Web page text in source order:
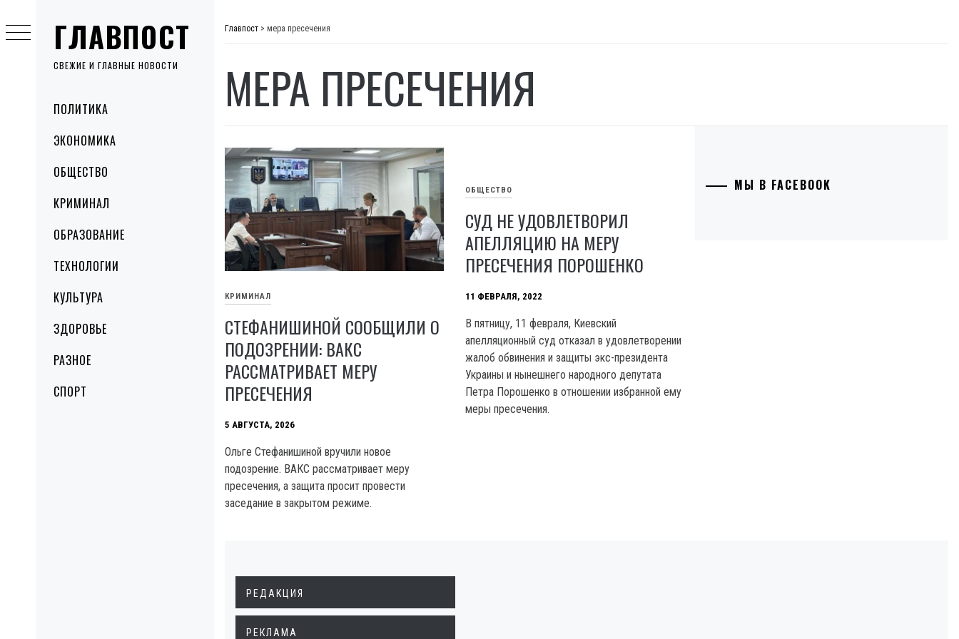
ГЛАВПОСТ
СВЕЖИЕ И ГЛАВНЫЕ НОВОСТИ
MenuПОЛИТИКА
ЭКОНОМИКА
ОБЩЕСТВО
КРИМИНАЛ
ОБРАЗОВАНИЕ
ТЕХНОЛОГИИ
КУЛЬТУРА
ЗДОРОВЬЕ
РАЗНОЕ
СПОРТ
to
content
Главпост > мера пресечения
МЕРА ПРЕСЕЧЕНИЯ
КРИМИНАЛ
СТЕФАНИШИНОЙ СООБЩИЛИ О
ПОДОЗРЕНИИ: ВАКС
РАССМАТРИВАЕТ МЕРУ
ПРЕСЕЧЕНИЯ
5 АВГУСТА, 2026
Ольге Стефанишиной вручили новое
подозрение. ВАКС рассматривает меру
пресечения, а защита просит провести
заседание в закрытом режиме.
ОБЩЕСТВО
СУД НЕ УДОВЛЕТВОРИЛ
АПЕЛЛЯЦИЮ НА МЕРУ
ПРЕСЕЧЕНИЯ ПОРОШЕНКО
11 ФЕВРАЛЯ, 2022
В пятницу, 11 февраля, Киевский
апелляционный суд отказал в удовлетворении
жалоб обвинения и защиты экс-президента
Украины и нынешнего народного депутата
Петра Порошенко в отношении избранной ему
меры пресечения.
МЫ В FACEBOOK
РЕДАКЦИЯ
РЕКЛАМА